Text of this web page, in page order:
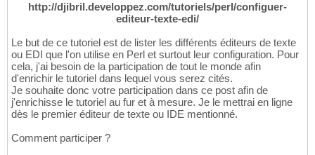
http://djibril.developpez.com/tutoriels/perl/configuer-
editeur-texte-edi/
Le but de ce tutoriel est de lister les différents éditeurs de texte
ou EDI que l'on utilise en Perl et surtout leur configuration. Pour
cela, j'ai besoin de la participation de tout le monde afin
d'enrichir le tutoriel dans lequel vous serez cités.
Je souhaite donc votre participation dans ce post afin de
j'enrichisse le tutoriel au fur et à mesure. Je le mettrai en ligne
dès le premier éditeur de texte ou IDE mentionné.
Comment participer ?